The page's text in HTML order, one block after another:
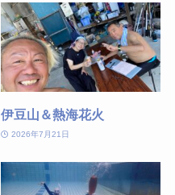
伊豆山＆熱海花火
2026年7月21日